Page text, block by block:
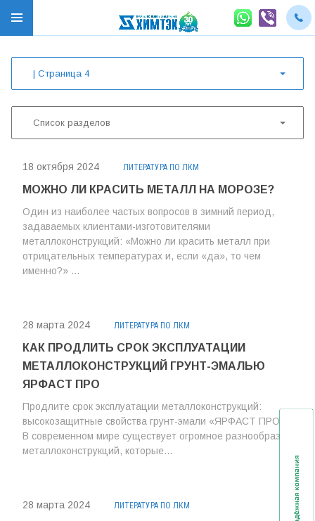
| Страница 4
Список разделов
18 октября 2024 ЛИТЕРАТУРА ПО ЛКМ
МОЖНО ЛИ КРАСИТЬ МЕТАЛЛ НА МОРОЗЕ?
Один из наиболее частых вопросов в зимний период,
задаваемых клиентами-изготовителями
металлоконструкций: «Можно ли красить металл при
отрицательных температурах и, если «да», то чем
именно?» ...
28 марта 2024 ЛИТЕРАТУРА ПО ЛКМ
КАК ПРОДЛИТЬ СРОК ЭКСПЛУАТАЦИИ
МЕТАЛЛОКОНСТРУКЦИЙ ГРУНТ-ЭМАЛЬЮ
ЯРФАСТ ПРО
Продлите срок эксплуатации металлоконструкций:
высокозащитные свойства грунт-эмали «ЯРФАСТ ПРО»
В современном мире существует огромное разнообразие
металлоконструкций, которые...
28 марта 2024 ЛИТЕРАТУРА ПО ЛКМ